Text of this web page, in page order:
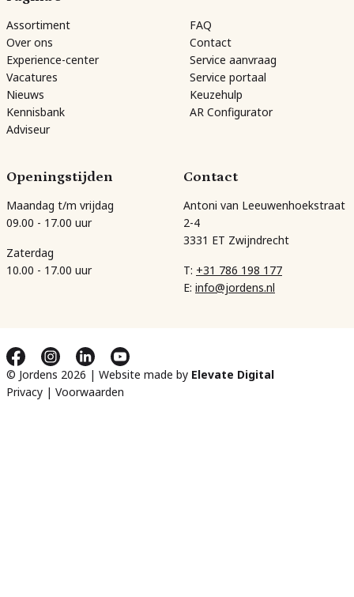
Assortiment
Over ons
Experience-center
Vacatures
Nieuws
Kennisbank
Adviseur
FAQ
Contact
Service aanvraag
Service portaal
Keuzehulp
AR Configurator
Openingstijden
Maandag t/m vrijdag
09.00 - 17.00 uur
Zaterdag
10.00 - 17.00 uur
Contact
Antoni van Leeuwenhoekstraat
2-4
3331 ET Zwijndrecht
T: +31 786 198 177
E: info@jordens.nl
© Jordens 2026 | Website made by Elevate Digital
Privacy | Voorwaarden